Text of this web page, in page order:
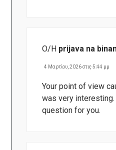
Ο/Η prijava na
4 Μαρτίου, 2026 στις 5:44 μμ
Your point of view
was very interesting.
question for you.